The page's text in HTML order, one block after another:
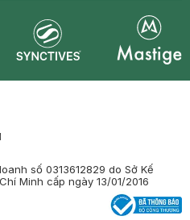
số 0313612829 do Sở Kế
Minh cấp ngày 13/01/2016